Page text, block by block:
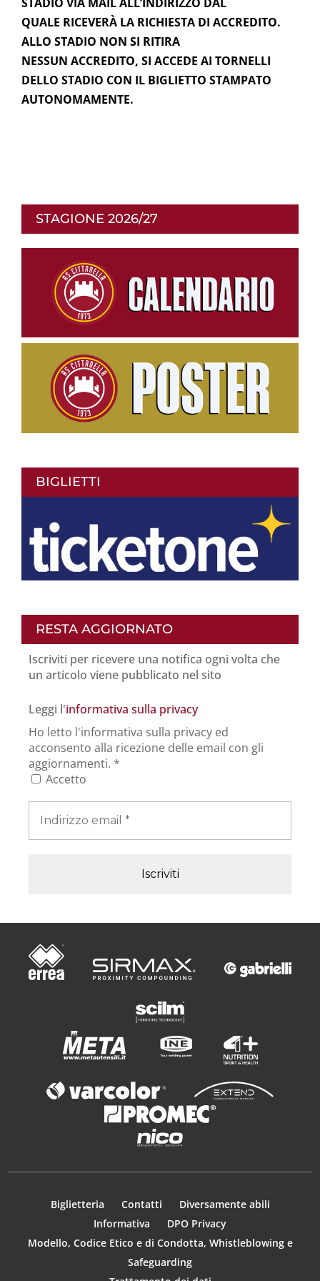
QUALE RICEVERÀ LA RICHIESTA DI ACCREDITO.
ALLO STADIO NON SI RITIRA
NESSUN ACCREDITO, SI ACCEDE AI TORNELLI
DELLO STADIO CON IL BIGLIETTO STAMPATO
AUTONOMAMENTE.
STAGIONE 2026/27
BIGLIETTI
RESTA AGGIORNATO
Iscriviti per ricevere una notifica ogni volta che
un articolo viene pubblicato nel sito
Leggi l'informativa sulla privacy
Ho letto l'informativa sulla privacy ed
acconsento alla ricezione delle email con gli
aggiornamenti. *
Accetto
Biglietteria Contatti
Diversamente abili
Informativa
DPO Privacy
Modello, Codice Etico e di Condotta, Whistleblowing e
Safeguarding